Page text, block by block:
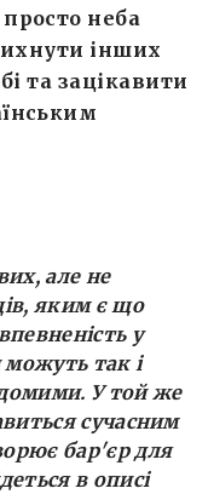
неба
інших
та зацікавити
але не
яким є що
у
можуть так і
У той же
сучасним
бар'єр для
в описі